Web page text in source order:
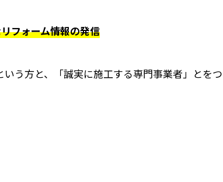
フォーム情報の発信
う方と、「誠実に施工する専門事業者」とを